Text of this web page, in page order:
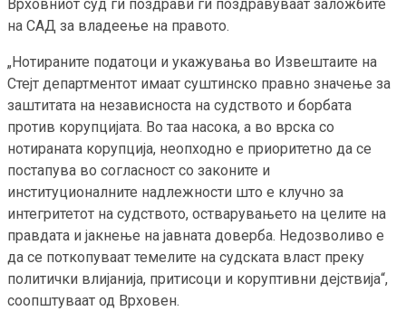
Врховниот суд ги поздрави ги поздравуваат заложбите
на САД за владеење на правото.
„Нотираните податоци и укажувања во Извештаите на
Стејт департментот имаат суштинско правно значење за
заштитата на независноста на судството и борбата
против корупцијата. Во таа насока, а во врска со
нотираната корупција, неопходно е приоритетно да се
постапува во согласност со законите и
институционалните надлежности што е клучно за
интегритетот на судството, остварувањето на целите на
правдата и јакнење на јавната доверба. Недозволиво е
да се поткопуваат темелите на судската власт преку
политички влијанија, притисоци и коруптивни дејствија“,
соопштуваат од Врховен.